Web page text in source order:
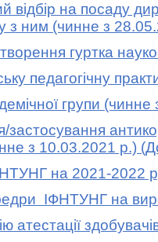
на посаду
з ним (чинне з
гуртка
педагогічну
групи (чинне
з 10.03.2021 р.)
на 2021-2022
ІФНТУНГ на